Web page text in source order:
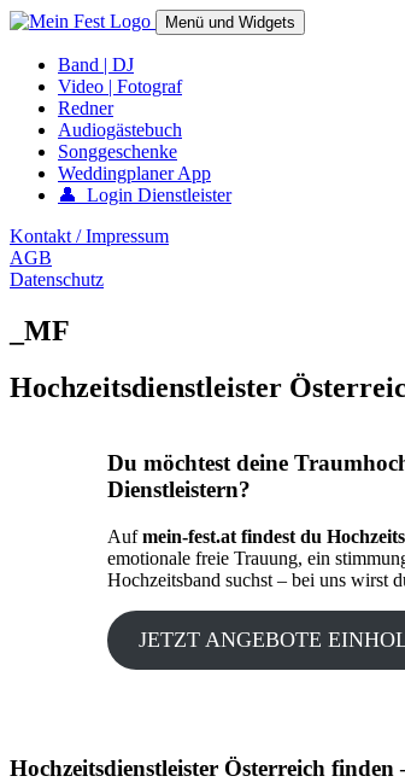
Springe
Inhalt
mein-fest.at – Band / Fotograf für Hochzeit oder
Menü und Widgets
Band | DJ
Video | Fotograf
Redner
Audiogästebuch
Songgeschenke
Weddingplaner App
👤 Login Dienstleister
Kontakt / Impressum
AGB
Datenschutz
_MF
Hochzeitsdienstleister
Du möchtest deine
Dienstleistern?
Aufmein-fest.at findest du
emotionale freie Trauung, ein
Hochzeitsband suchst – bei uns wirst
JETZT ANGEBOTE
Hochzeitsdienstleister Österreich